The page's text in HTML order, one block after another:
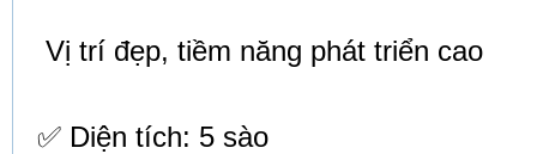
Vị trí đẹp, tiềm năng phát triển cao
✅ Diện tích: 5 sào